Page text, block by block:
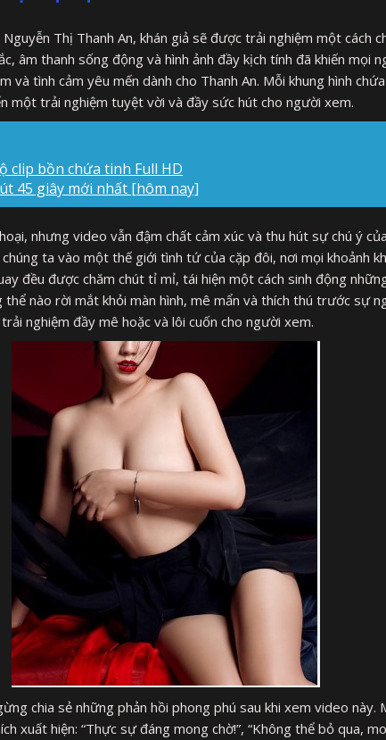
Thị Thanh An, khán giả sẽ được trải nghiệm một cách
âm thanh sống động và hình ảnh đầy kịch tính đã khiến mọi
và tình cảm yêu mến dành cho Thanh An. Mỗi khung hình
một trải nghiệm tuyệt vời và đầy sức hút cho người xem.
clip bồn chứa tinh Full HD
45 giây mới nhất [hôm nay]
nhưng video vẫn đậm chất cảm xúc và thu hút sự chú ý
ta vào một thế giới tình tứ của cặp đôi, nơi mọi khoảnh
đều được chăm chút tỉ mỉ, tái hiện một cách sinh động
thể nào rời mắt khỏi màn hình, mê mẩn và thích thú trước sự
nghiệm đầy mê hoặc và lôi cuốn cho người xem.
chia sẻ những phản hồi phong phú sau khi xem video này.
xuất hiện: “Thực sự đáng mong chờ!”, “Không thể bỏ qua,